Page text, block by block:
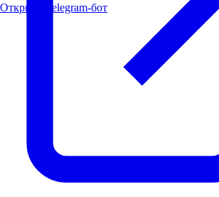
Открыть Telegram-бот